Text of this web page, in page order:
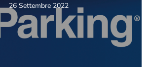
26 Settembre 2022